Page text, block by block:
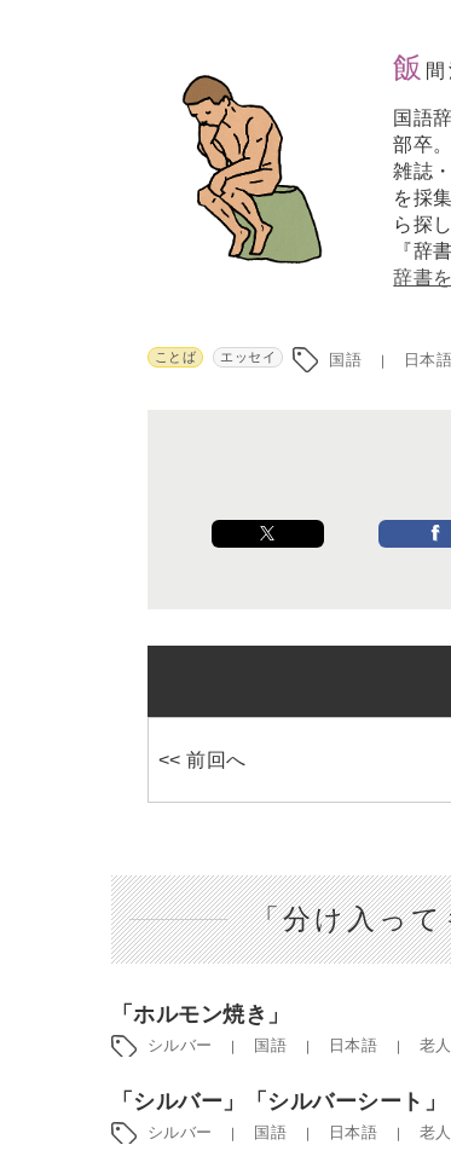
飯
国語
部卒
雑誌
を採
ら探
『辞
辞書
ことば エッセイ 国語 日本語
<< 前回へ
「分け入っ
「ホルモン焼き」
シルバー 国語 日本語 老人
「シルバー」「シルバーシート」
シルバー 国語 日本語 老人